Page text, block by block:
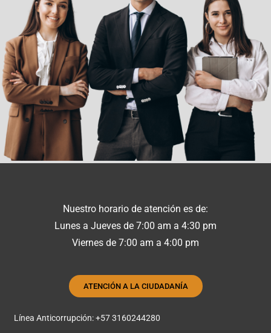
Nuestro horario de atención es de:
Lunes a Jueves de 7:00 am a 4:30 pm
Viernes de 7:00 am a 4:00 pm
ATENCIÓN A LA CIUDADANÍA
Línea Anticorrupción: +57 3160244280